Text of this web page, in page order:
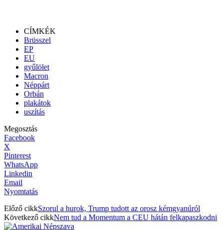
CÍMKÉK
Brüsszel
EP
EU
gyűlölet
Macron
Néppárt
Orbán
plakátok
uszítás
Megosztás
Facebook
X
Pinterest
WhatsApp
Linkedin
Email
Nyomtatás
Előző cikkSzorul a hurok, Trump tudott az orosz kémgyanúról
Következő cikkNem tud a Momentum a CEU hátán felkapaszkodni